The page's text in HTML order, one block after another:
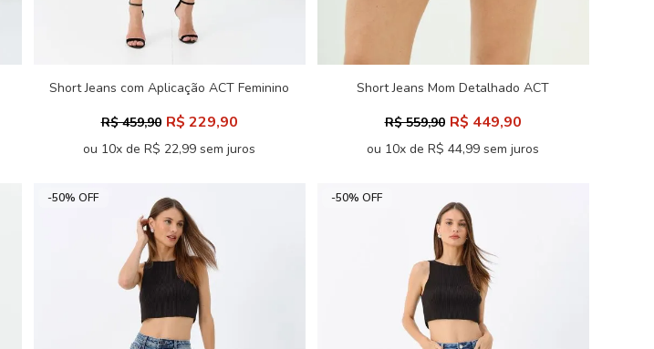
Short Jeans com Aplicação ACT Feminino
R$ 459,90 R$ 229,90
ou 10x de R$ 22,99 sem juros
Short Jeans Mom Detalhado ACT
R$ 559,90 R$ 449,90
ou 10x de R$ 44,99 sem juros
-50% OFF -50% OFF